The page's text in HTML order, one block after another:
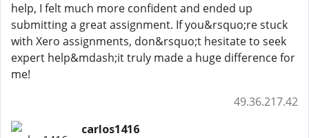
help, I felt much more confident and ended up
submitting a great assignment. If you&rsquo;re stuck
with Xero assignments, don&rsquo;t hesitate to seek
expert help&mdash;it truly made a huge difference for
me!
49.36.217.42
carlos1416